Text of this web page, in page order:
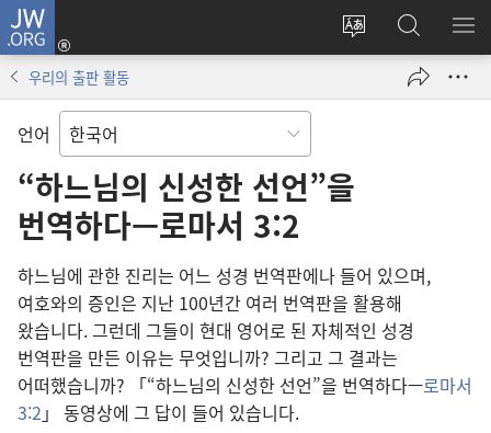
JW.ORG
사이트
변경
로그인
(새로운
열기)
JW.ORG
검색
메
우리의 출판 활동
언어
“하느님의 신성한 선언”을
번역하다—로마서 3:2
하느님에 관한 진리는 어느 성경 번역판에나 들어 있으며,
여호와의 증인은 지난 100년간 여러 번역판을 활용해
왔습니다. 그런데 그들이 현대 영어로 된 자체적인 성경
번역판을 만든 이유는 무엇입니까? 그리고 그 결과는
어떠했습니까? 「“하느님의 신성한 선언”을 번역하다—로마서
3:2 」 동영상에 그 답이 들어 있습니다.